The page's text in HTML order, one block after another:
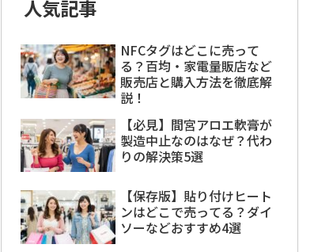
人気記事
NFCタグはどこに売って
る？百均・家電量販店など
販売店と購入方法を徹底解
説！
【必見】間宮アロエ軟膏が
製造中止なのはなぜ？代わ
りの解決策5選
【保存版】貼り付けヒート
ンはどこで売ってる？ダイ
ソーなどおすすめ4選